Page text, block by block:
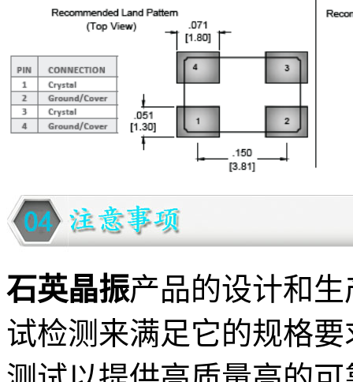
石英晶振产品的设计和
试检测来满足它的规格